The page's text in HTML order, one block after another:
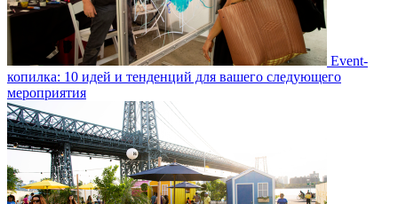
Event-
копилка: 10 идей и тенденций для вашего следующего
мероприятия